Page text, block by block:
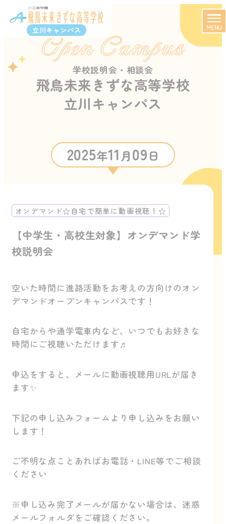
立川キャンパス MENU
Open Campus
学校説明会・相談会
飛鳥未来きずな高等学校
立川キャンパス
2025年11 月09日
【中学生・高校生対象】オンデマンド学
校説明会
オンデマンド☆自宅で簡単に動画視聴！☆
空いた時間に進路活動をお考えの方向けのオン
デマンドオープンキャンパスです！
自宅からや通学電車内など、いつでもお好きな
時間にご視聴いただけます♬
申込をすると、メールに動画視聴用URLが届き
ます✨
下記の申し込みフォームより申し込みをお願い
します！
ご不明な点ことあればお電話・LINE等でご相談
ください
※申し込み完了メールが届かない場合は、迷惑
メールフォルダをご確認ください。